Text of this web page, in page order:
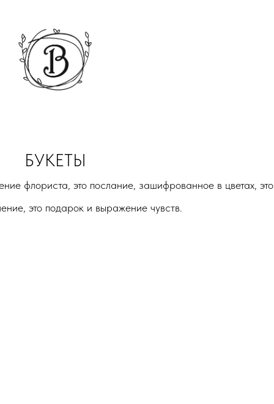
БУКЕТЫ
флориста, это послание, зашифрованное в цветах, это
это подарок и выражение чувств.